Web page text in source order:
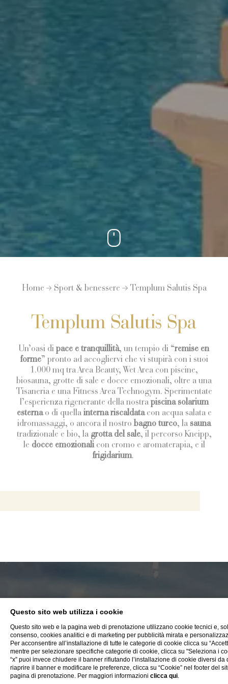
Home Sport & benessere Templum Salutis Spa
Templum Salutis Spa
Un’oasi di pace e tranquillità, un tempio di “remise en
forme” pronto ad accogliervi che vi stupirà con i suoi
1.000 mq tra Area Beauty, Wet Area con piscine,
biosauna, grotte di sale e docce emozionali, oltre a una
Tisaneria e una Fitness Area Technogym. Sperimentate
l’esperienza rigenerante della nostrapiscina solarium
esternao di quellainterna riscaldatacon acqua salata e
idromassaggi, o ancora il nostro bagno turco, la sauna
tradizionale e bio, la grotta del sale, il percorso Kneipp,
le docce emozionalicon cromo e aromaterapia, e il
frigidarium.
Tuffati in un mare di
emozioni
Questo sito web utilizza i cookie
Questo sito web e la pagina web di prenotazione utilizzano cookie tecnici e,
consenso, cookies analitici e di marketing per pubblicità mirata e
Per acconsentire all’installazione di tutte le categorie di cookie clicca su
mentre per selezionare specifiche categorie di cookie, clicca su "Seleziona i
“x” puoi invece chiudere il banner rifiutando l’installazione di cookie diversi da
riaprire il banner e modificare le preferenze, clicca su “Cookie” nel footer del
pagina di prenotazione. Per maggiori informazioni clicca qui.